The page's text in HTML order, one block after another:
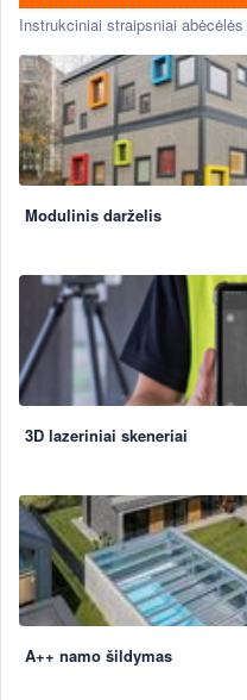
Instrukciniai straipsniai
Modulinis darželis
3D lazeriniai skeneriai
A++ namo šildymas